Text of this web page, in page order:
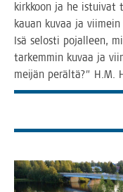
kirk­koon ja he istui­vat
kau­an kuvaa ja
Isä selos­ti pojal­leen,
tar­kem­min kuvaa ja
mei­jän peräl­tä?” H.M.